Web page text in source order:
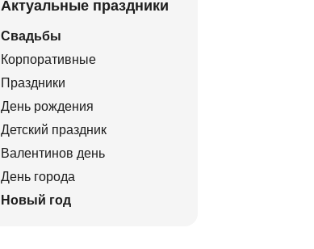
Актуальные праздники
Свадьбы
Корпоративные
Праздники
День рождения
Детский праздник
Валентинов день
День города
Новый год